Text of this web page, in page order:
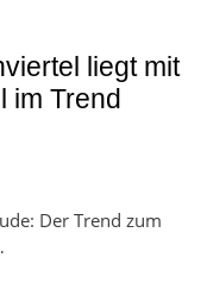
liegt mit
im Trend
Der Trend zum